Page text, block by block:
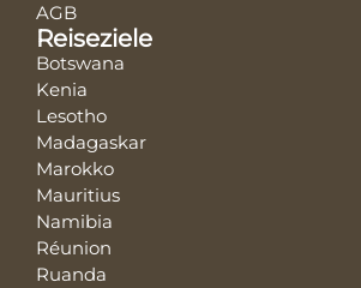
AGB
Reiseziele
Botswana
Kenia
Lesotho
Madagaskar
Marokko
Mauritius
Namibia
Réunion
Ruanda